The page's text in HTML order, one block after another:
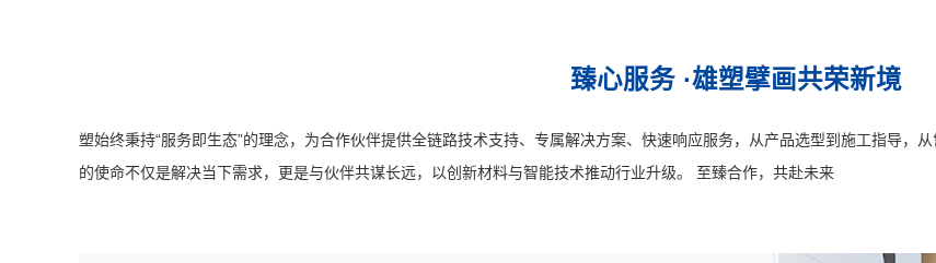
臻心服务 ·雄塑擘画共荣新境
塑始终秉持“服务即生态”的理念，为合作伙伴提供全链路技术支持、专属解决方案、快速响应服务，从产品选型到施工指导，
的使命不仅是解决当下需求，更是与伙伴共谋长远，以创新材料与智能技术推动行业升级。 至臻合作，共赴未来